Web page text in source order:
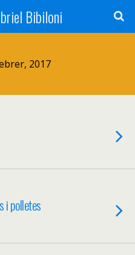
Bibiloni
2017
i polletes